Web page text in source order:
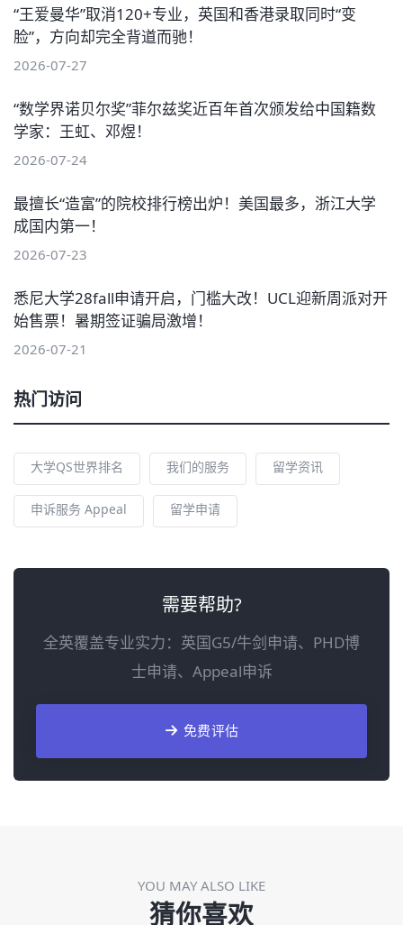
“王爱曼华”取消120+专业，英国和香港录取同时“变
脸”，方向却完全背道而驰！
2026-07-27
“数学界诺贝尔奖”菲尔兹奖近百年首次颁发给中国籍数
学家：王虹、邓煜！
2026-07-24
最擅长“造富”的院校排行榜出炉！美国最多，浙江大学
成国内第一！
2026-07-23
悉尼大学28fall申请开启，门槛大改！UCL迎新周派对开
始售票！暑期签证骗局激增！
2026-07-21
热门访问
大学QS世界排名 我们的服务 留学资讯
申诉服务 Appeal 留学申请
需要帮助?
全英覆盖专业实力：英国G5/牛剑申请、PHD博
士申请、Appeal申诉
免费评估
YOU MAY ALSO LIKE
猜你喜欢